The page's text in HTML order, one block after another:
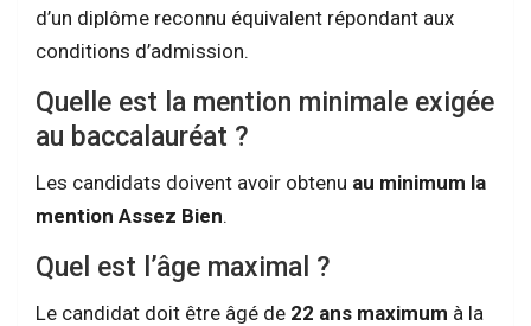
d’un diplôme reconnu équivalent répondant aux
conditions d’admission.
Quelle est la mention minimale exigée
au baccalauréat ?
Les candidats doivent avoir obtenu au minimum la
mention Assez Bien.
Quel est l’âge maximal ?
Le candidat doit être âgé de 22 ans maximum à la